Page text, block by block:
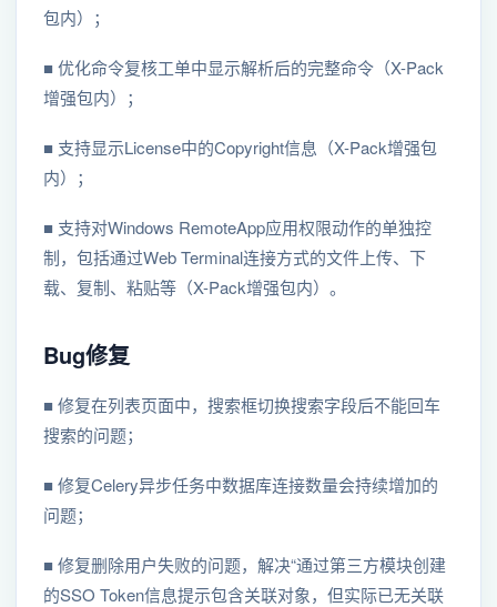
包内）；
■ 优化命令复核工单中显示解析后的完整命令（X-Pack
增强包内）；
■ 支持显示License中的Copyright信息（X-Pack增强包
内）；
■ 支持对Windows RemoteApp应用权限动作的单独控
制，包括通过Web Terminal连接方式的文件上传、下
载、复制、粘贴等（X-Pack增强包内）。
Bug修复
■ 修复在列表页面中，搜索框切换搜索字段后不能回车
搜索的问题；
■ 修复Celery异步任务中数据库连接数量会持续增加的
问题；
■ 修复删除用户失败的问题，解决“通过第三方模块创建
的SSO Token信息提示包含关联对象，但实际已无关联